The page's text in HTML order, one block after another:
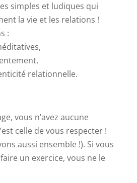
simples et ludiques qui
la vie et les relations !
:
relationnelle.
vous n’avez aucune
celle de vous respecter !
aussi ensemble !). Si vous
un exercice, vous ne le